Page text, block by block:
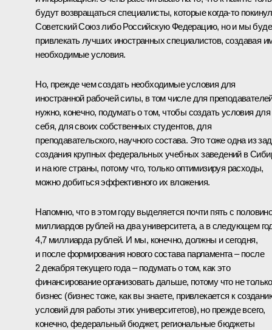
будут возвращаться специалисты, которые когда‑то
Советский Союз либо Российскую Федерацию, но и мы
привлекать лучших иностранных специалистов, создавая
необходимые условия.
Но, прежде чем создать необходимые условия для
иностранной рабочей силы, в том числе для
нужно, конечно, подумать о том, чтобы создать условия для
себя, для своих собственных студентов, для
преподавательского, научного состава. Это тоже одна из
создания крупных федеральных учебных заведений в
и на юге страны, потому что, только оптимизируя расходы,
можно добиться эффективного их вложения.
Напомню, что в этом году выделяется почти пять с
миллиардов рублей на два университета, а в следующем
4,7 миллиарда рублей. И мы, конечно, должны и сегодня,
и после формирования нового состава парламента – после
2 декабря текущего года – подумать о том, как это
финансирование организовать дальше, потому что не только
бизнес (бизнес тоже, как вы знаете, привлекается к
условий для работы этих университетов), но прежде всего,
конечно, федеральный бюджет, региональные бюджеты